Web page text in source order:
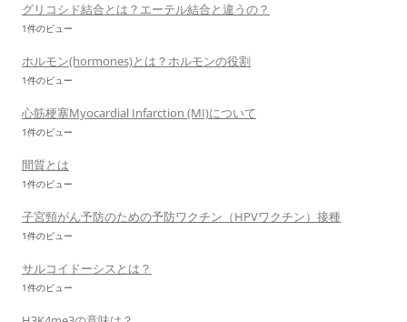
グリコシド結合とは？エーテル結合と違うの？
1件のビュー
ホルモン(hormones)とは？ホルモンの役割
1件のビュー
心筋梗塞Myocardial Infarction (MI)について
1件のビュー
間質とは
1件のビュー
子宮頸がん予防のための予防ワクチン（HPVワクチン）接種
1件のビュー
サルコイドーシスとは？
1件のビュー